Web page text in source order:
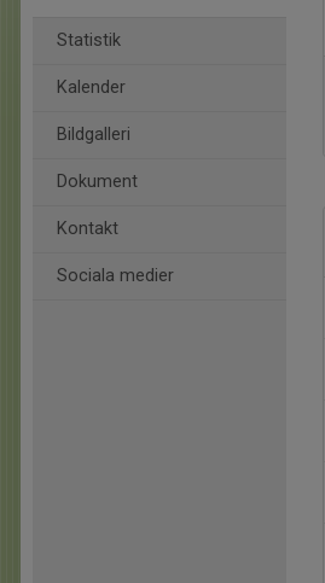
Statistik
Kalender
Bildgalleri
Dokument
Kontakt
Sociala medier